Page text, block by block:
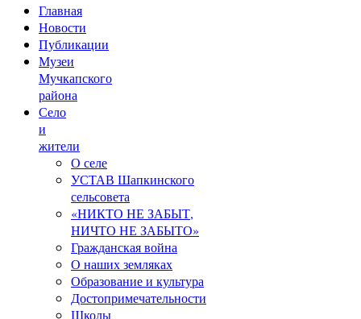
Главная
Новости
Публикации
Музеи
Мучкапского
района
Село
и
жители
О селе
УСТАВ Шапкинского
сельсовета
«НИКТО НЕ ЗАБЫТ,
НИЧТО НЕ ЗАБЫТО»
Гражданская война
О наших земляках
Образование и культура
Достопримечательности
Школы